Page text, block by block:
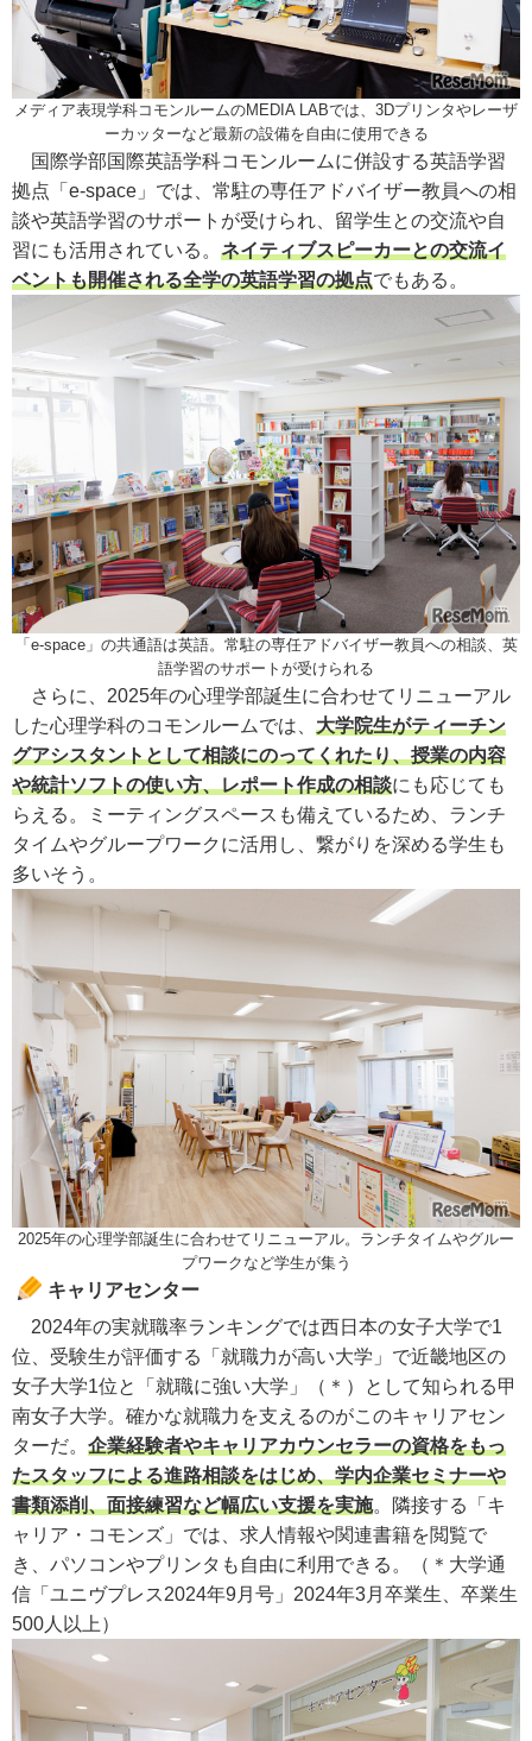
メディア表現学科コモンルームのMEDIA LABでは、3Dプリンタやレーザ
ーカッターなど最新の設備を自由に使用できる
国際学部国際英語学科コモンルームに併設する英語学習
拠点「e-space」では、常駐の専任アドバイザー教員への相
談や英語学習のサポートが受けられ、留学生との交流や自
習にも活用されている。 ネイティブスピーカーとの交流イ
ベントも開催される全学の英語学習の拠点でもある。
「e-space」の共通語は英語。常駐の専任アドバイザー教員への相談、英
語学習のサポートが受けられる
さらに、2025年の心理学部誕生に合わせてリニューアル
した心理学科のコモンルームでは、 大学院生がティーチン
グアシスタントとして相談にのってくれたり、授業の内容
や統計ソフトの使い方、レポート作成の相談にも応じても
らえる。ミーティングスペースも備えているため、ランチ
タイムやグループワークに活用し、繋がりを深める学生も
多いそう。
2025年の心理学部誕生に合わせてリニューアル。ランチタイムやグルー
プワークなど学生が集う
キャリアセンター
2024年の実就職率ランキングでは西日本の女子大学で1
位、受験生が評価する「就職力が高い大学」で近畿地区の
女子大学1位と「就職に強い大学」
（＊）
として知られる甲
南女子大学。確かな就職力を支えるのがこのキャリアセン
ターだ。 企業経験者やキャリアカウンセラーの資格をもっ
たスタッフによる進路相談をはじめ、学内企業セミナーや
書類添削、面接練習など幅広い支援を実施。隣接する「キ
ャリア・コモンズ」では、求人情報や関連書籍を閲覧で
き、パソコンやプリンタも自由に利用できる。
（＊大学通
信「ユニヴプレス2024年9月号」2024年3月卒業生、卒業生
500人以上）